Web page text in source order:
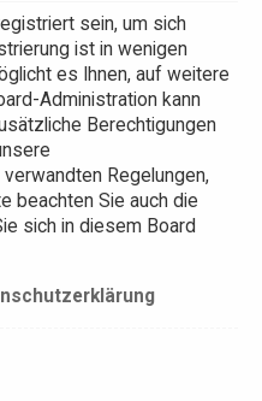
sein, um sich
ist in wenigen
es Ihnen, auf weitere
Administration kann
Berechtigungen
Regelungen,
beachten Sie auch die
sich in diesem Board